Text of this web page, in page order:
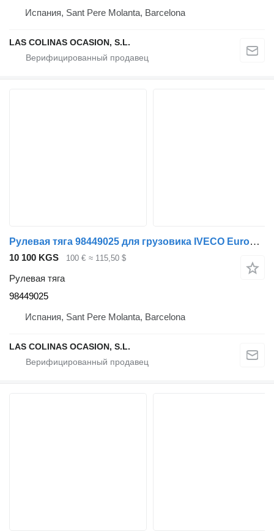
Испания, Sant Pere Molanta, Barcelona
LAS COLINAS OCASION, S.L.
Рулевая тяга 98449025 для грузовика IVECO EuroCargo
10 100 KGS 100 € ≈ 115,50 $
Рулевая тяга
98449025
Испания, Sant Pere Molanta, Barcelona
LAS COLINAS OCASION, S.L.